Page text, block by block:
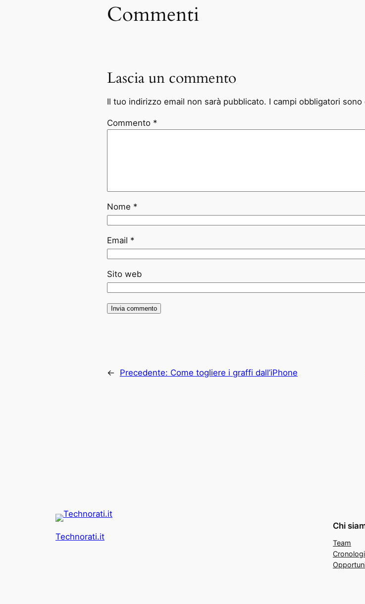
Commenti
Lascia un commento
Il tuo indirizzo email non sarà pubblicato. I campi obbligatori
Commento *
Nome *
Email *
Sito web
← Precedente: Come togliere i graffi dall’iPhone
Technorati.it
Chi
Team